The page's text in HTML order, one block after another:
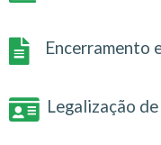
Encerramento
Legalização